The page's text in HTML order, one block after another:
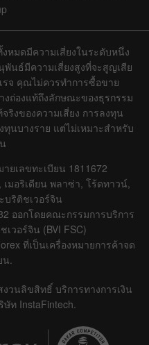
หมดมีความเสี่ยงในระดับหนึ่ง
นธ์มีความเสี่ยงสูงที่จะสูญเสีย
เรจ คุณไม่ควรทำการซื้อขาย
งถ่องแท้ถึงลักษณะของธุรกรรม
งของความเสี่ยง การลงทุน
นบางราย แต่ไม่เหมาะสำหรับ
ยเลขทะเบียน 1811672
มอริเดียน พลาซ่า, โร้ดทาวน์,
บริติชเวอร์จิน
ออกโดยคณะกรรมการบริการ
เวอร์จิน (BVI FSC)
ที่เป็นเครื่องหมายการค้าจด
น.
วนลิขสิทธิ์ บริการทางการเงิน
ท InstaFintech.